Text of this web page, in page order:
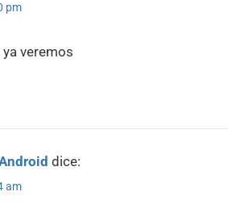
pm
veremos
dice:
am